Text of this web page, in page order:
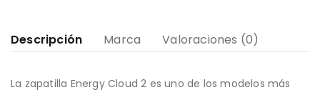
Descripción Marca Valoraciones (0)
La zapatilla Energy Cloud 2 es uno de los modelos más